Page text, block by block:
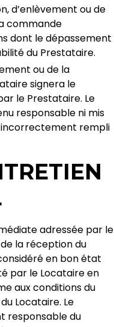
d’enlèvement ou de
commande
dont le dépassement
du Prestataire.
ou de la
signera le
le Prestataire. Le
responsable ni mis
rempli
adressée par le
la réception du
en bon état
par le Locataire en
aux conditions du
Locataire. Le
responsable du